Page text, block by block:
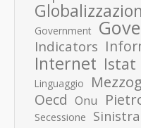
Government
Indicators
Internet Istat
Linguaggio
Oecd Onu
Secessione Sinistra